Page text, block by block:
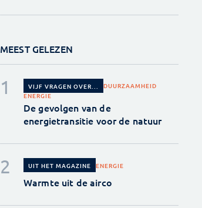
MEEST GELEZEN
VIJF VRAGEN OVER...
DUURZAAMHEID
ENERGIE
De gevolgen van de
energietransitie voor de natuur
UIT HET MAGAZINE ENERGIE
Warmte uit de airco